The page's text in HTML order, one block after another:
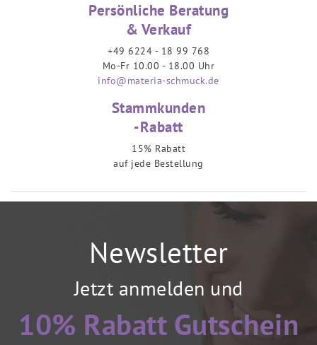
Persönliche Beratung
& Verkauf
+49 6224 - 18 99 768
Mo-Fr 10.00 - 18.00 Uhr
info@materia-schmuck.de
Stammkunden
-Rabatt
15% Rabatt
auf jede Bestellung
Newsletter
Jetzt anmelden und
10% Rabatt Gutschein